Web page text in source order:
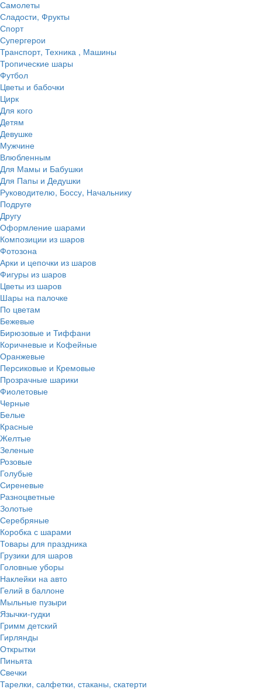
Самолеты
Сладости, Фрукты
Спорт
Супергерои
Транспорт, Техника , Машины
Тропические шары
Футбол
Цветы и бабочки
Цирк
Для кого
Детям
Девушке
Мужчине
Влюбленным
Для Мамы и Бабушки
Для Папы и Дедушки
Руководителю, Боссу, Начальнику
Подруге
Другу
Оформление шарами
Композиции из шаров
Фотозона
Арки и цепочки из шаров
Фигуры из шаров
Цветы из шаров
Шары на палочке
По цветам
Бежевые
Бирюзовые и Тиффани
Коричневые и Кофейные
Оранжевые
Персиковые и Кремовые
Прозрачные шарики
Фиолетовые
Черные
Белые
Красные
Желтые
Зеленые
Розовые
Голубые
Сиреневые
Разноцветные
Золотые
Серебряные
Коробка с шарами
Товары для праздника
Грузики для шаров
Головные уборы
Наклейки на авто
Гелий в баллоне
Мыльные пузыри
Язычки-гудки
Гримм детский
Гирлянды
Открытки
Пиньята
Свечки
Тарелки, салфетки, стаканы, скатерти